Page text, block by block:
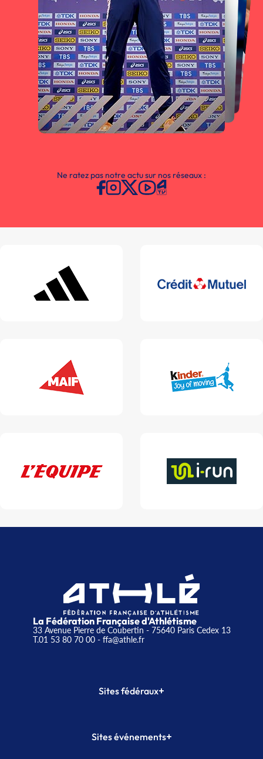
Ne ratez pas notre actu sur nos réseaux :
La Fédération Française d'Athlétisme
33 Avenue Pierre de Coubertin - 75640 Paris Cedex 13
T.01 53 80 70 00- ffa@athle.fr
Sites fédéraux+
Plateforme Formation
Sites événements+